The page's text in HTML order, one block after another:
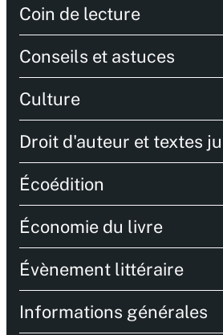
Coin de lecture
Conseils et astuces
Culture
Droit d'auteur et textes
Écoédition
Économie du livre
Évènement littéraire
Informations générales